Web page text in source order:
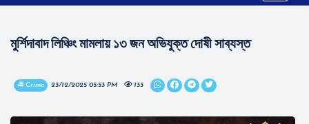
মুর্শিদাবাদ লিঞ্চিং মামলায় ১৩ জন অভিযুক্ত দোষী সাব্যস্ত
🚔 Crime 23/12/2025 05:53 PM 133